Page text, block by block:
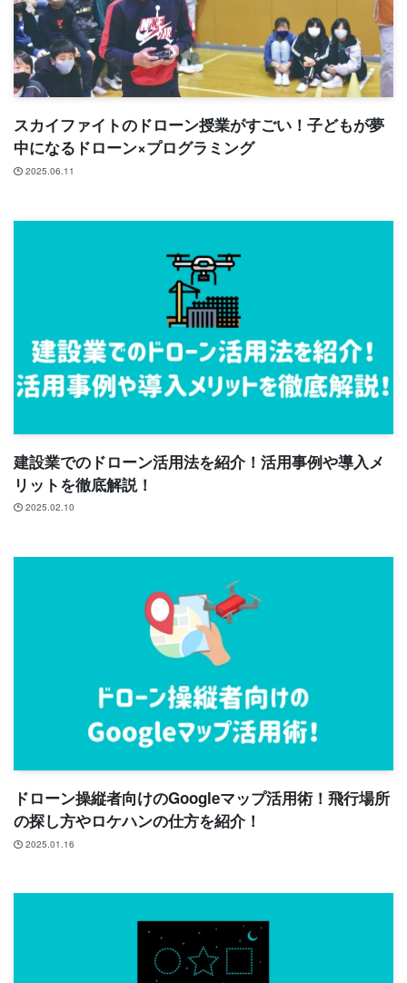
スカイファイトのドローン授業がすごい！子どもが夢
中になるドローン×プログラミング
2025.06.11
建設業でのドローン活用法を紹介！活用事例や導入メ
リットを徹底解説！
2025.02.10
ドローン操縦者向けのGoogleマップ活用術！飛行場所
の探し方やロケハンの仕方を紹介！
2025.01.16